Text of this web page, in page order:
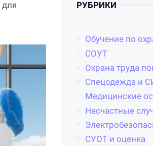
РУБРИКИ
Обучение по
СОУТ
Охрана труда
Спецодежда и
Медицинские
Несчастные
СУОТ и оценка